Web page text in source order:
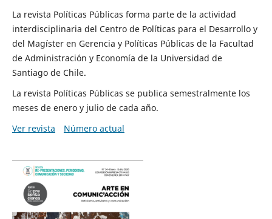
La revista Políticas Públicas forma parte de la actividad
interdisciplinaria del Centro de Políticas para el Desarrollo y
del Magíster en Gerencia y Políticas Públicas de la Facultad
de Administración y Economía de la Universidad de
Santiago de Chile.
La revista Políticas Públicas se publica semestralmente los
meses de enero y julio de cada año.
Ver revista
Número actual